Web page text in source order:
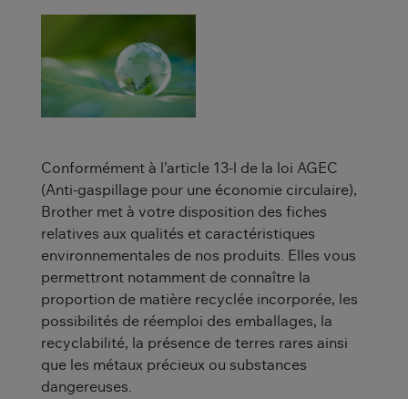
Conformément à l’article 13-l de la loi AGEC
(Anti-gaspillage pour une économie circulaire),
Brother met à votre disposition des fiches
relatives aux qualités et caractéristiques
environnementales de nos produits. Elles vous
permettront notamment de connaître la
proportion de matière recyclée incorporée, les
possibilités de réemploi des emballages, la
recyclabilité, la présence de terres rares ainsi
que les métaux précieux ou substances
dangereuses.